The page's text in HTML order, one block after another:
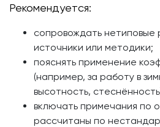
Рекомендуется:
сопровождать нетиповые
источники или методики;
пояснять применение
(например, за работу в
высотность,
включать примечания по
рассчитаны по